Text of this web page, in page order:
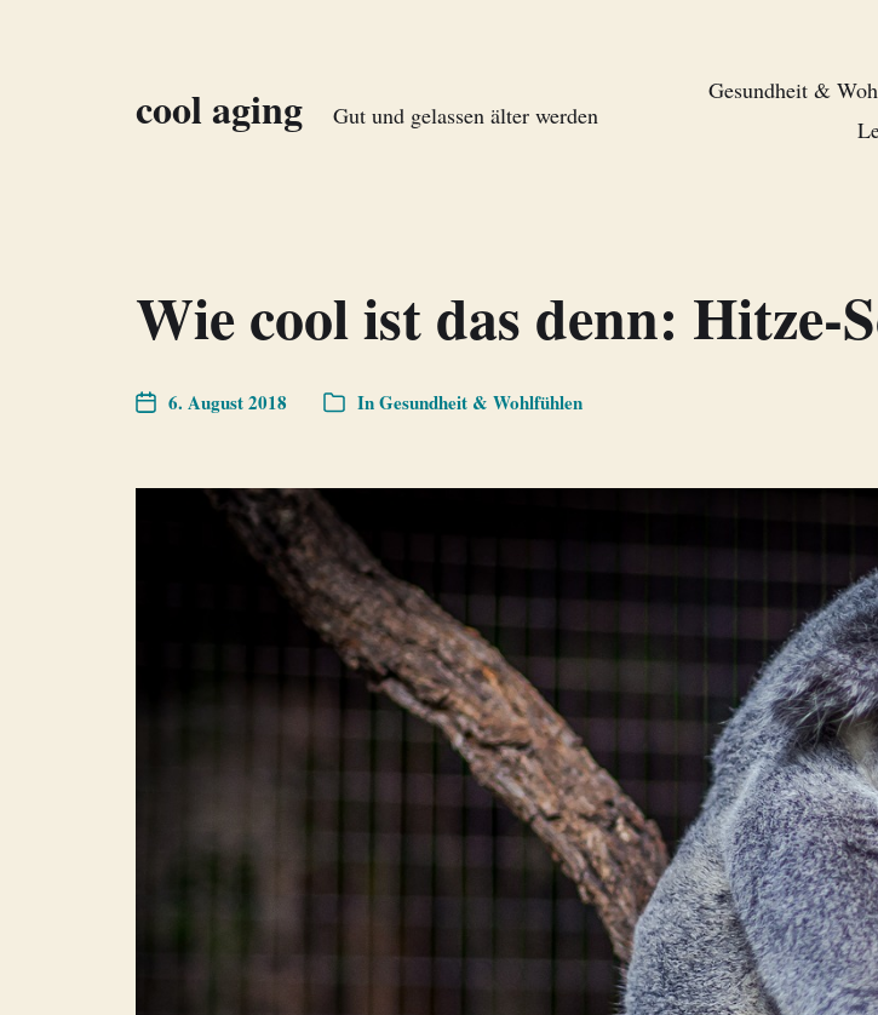
cool aging Gut und gelassen älter werden
Gesundheit &
Wie cool ist das denn: Hitze-
6. August 2018 InGesundheit & Wohlfühlen